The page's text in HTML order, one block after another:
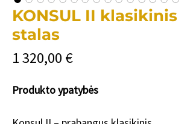
KONSUL II klasikinis
stalas
1 320,00 €Price
Produkto ypatybės